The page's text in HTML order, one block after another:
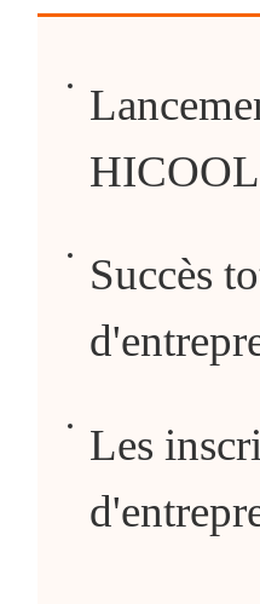
Succès
Les